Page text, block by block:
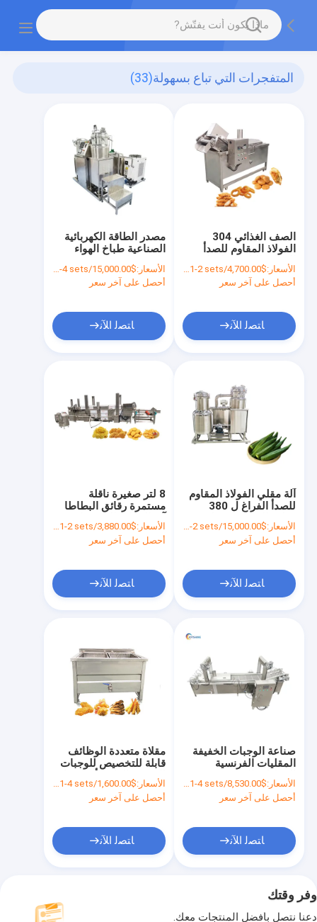
المتفجرات التي تباع بسهولة(33)
مصدر الطاقة الكهربائية
الصناعية طباخ الهواء
الفنادق
الأسعار:$15,000.00/sets 1-4 sets
أحصل على آخر سعر
ﺎﺘﺼﻟ ﺍﻶﻧ
الصف الغذائي 304
الفولاذ المقاوم للصدأ
المقلي التلقائي لقطع
بطاطا و العجين
الأسعار:$4,700.00/sets 1-2 sets
أحصل على آخر سعر
ﺎﺘﺼﻟ ﺍﻶﻧ
8 لتر صغيرة ناقلة
مستمرة رقائق البطاطا
آلة المقلي للخضروات
الأسعار:$3,880.00/sets 1-2 sets
أحصل على آخر سعر
ﺎﺘﺼﻟ ﺍﻶﻧ
آلة مقلي الفولاذ المقاوم
للصدأ الفراغ ل 380
وجبات خفيفة منخفضة
الزيت
الأسعار:$15,000.00/sets 1-2 sets
أحصل على آخر سعر
ﺎﺘﺼﻟ ﺍﻶﻧ
مقلاة متعددة الوظائف
قابلة للتخصيص للوجبات
الخفيفة الغازية أو الديزل
في المكسيك 200 كجم /
ساعة
الأسعار:$1,600.00/sets 1-4 sets
أحصل على آخر سعر
ﺎﺘﺼﻟ ﺍﻶﻧ
صناعة الوجبات الخفيفة
المقليات الفرنسية
المقليات العميقة مع
نطاق درجة الحرارة 0-
300 درجة
الأسعار:$8,530.00/sets 1-4 sets
أحصل على آخر سعر
ﺎﺘﺼﻟ ﺍﻶﻧ
وفر وقتك
دعنا نتصل بأفضل المنتجات معك.